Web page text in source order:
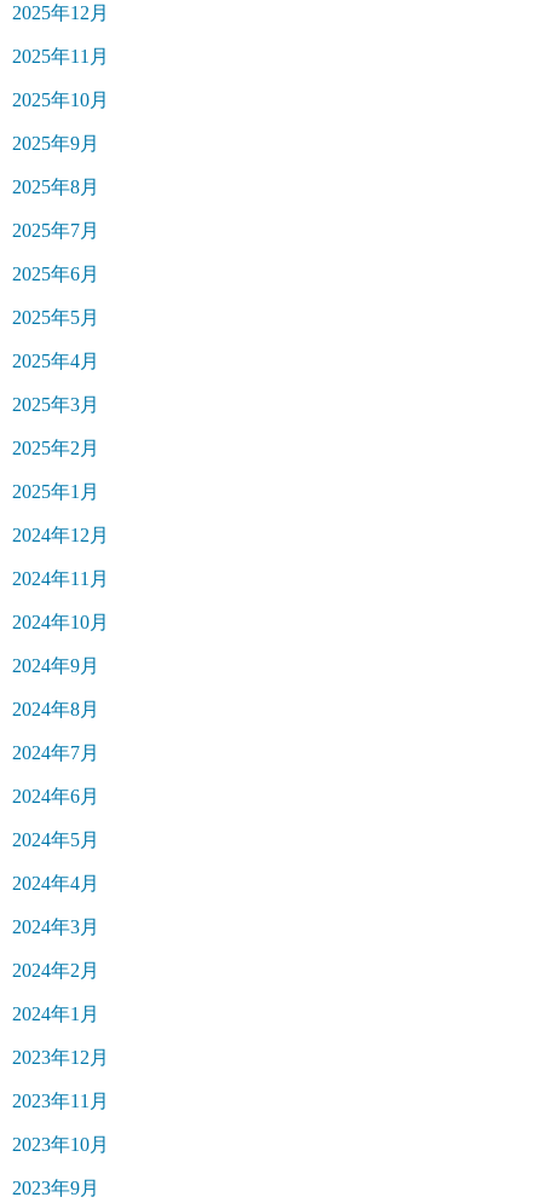
2025年12月
2025年11月
2025年10月
2025年9月
2025年8月
2025年7月
2025年6月
2025年5月
2025年4月
2025年3月
2025年2月
2025年1月
2024年12月
2024年11月
2024年10月
2024年9月
2024年8月
2024年7月
2024年6月
2024年5月
2024年4月
2024年3月
2024年2月
2024年1月
2023年12月
2023年11月
2023年10月
2023年9月